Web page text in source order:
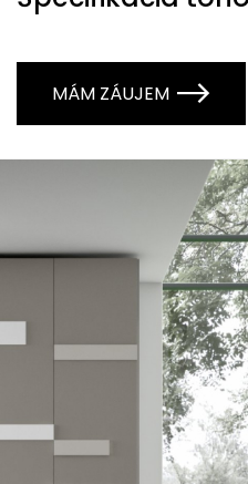
MÁM ZÁUJEM